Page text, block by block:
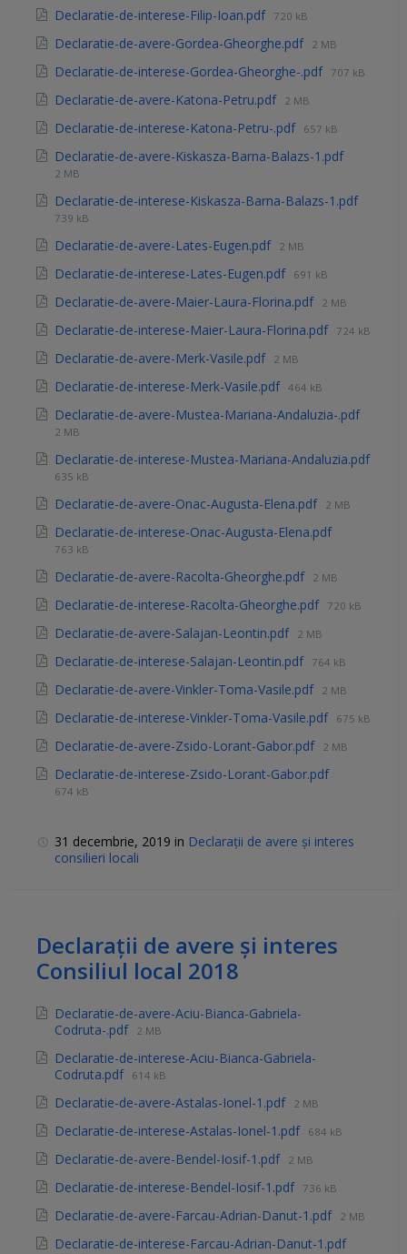
Declaratie-de-interese-Filip-Ioan.pdf 720 kB
Declaratie-de-avere-Gordea-Gheorghe.pdf 2 MB
Declaratie-de-interese-Gordea-Gheorghe-.pdf 707 kB
Declaratie-de-avere-Katona-Petru.pdf 2 MB
Declaratie-de-interese-Katona-Petru-.pdf 657 kB
Declaratie-de-avere-Kiskasza-Barna-Balazs-1.pdf
2 MB
Declaratie-de-interese-Kiskasza-Barna-Balazs-1.pdf
739 kB
Declaratie-de-avere-Lates-Eugen.pdf 2 MB
Declaratie-de-interese-Lates-Eugen.pdf 691 kB
Declaratie-de-avere-Maier-Laura-Florina.pdf 2 MB
Declaratie-de-interese-Maier-Laura-Florina.pdf 724 kB
Declaratie-de-avere-Merk-Vasile.pdf 2 MB
Declaratie-de-interese-Merk-Vasile.pdf 464 kB
Declaratie-de-avere-Mustea-Mariana-Andaluzia-.pdf
2 MB
Declaratie-de-interese-Mustea-Mariana-Andaluzia.pdf
635 kB
Declaratie-de-avere-Onac-Augusta-Elena.pdf 2 MB
Declaratie-de-interese-Onac-Augusta-Elena.pdf
763 kB
Declaratie-de-avere-Racolta-Gheorghe.pdf 2 MB
Declaratie-de-interese-Racolta-Gheorghe.pdf 720 kB
Declaratie-de-avere-Salajan-Leontin.pdf 2 MB
Declaratie-de-interese-Salajan-Leontin.pdf 764 kB
Declaratie-de-avere-Vinkler-Toma-Vasile.pdf 2 MB
Declaratie-de-interese-Vinkler-Toma-Vasile.pdf 675 kB
Declaratie-de-avere-Zsido-Lorant-Gabor.pdf 2 MB
Declaratie-de-interese-Zsido-Lorant-Gabor.pdf
674 kB
31 decembrie, 2019 in Declarații de avere și interes
consilieri locali
Declarații de avere și interes
Consiliul local 2018
Declaratie-de-avere-Aciu-Bianca-Gabriela-
Codruta-.pdf 2 MB
Declaratie-de-interese-Aciu-Bianca-Gabriela-
Codruta.pdf 614 kB
Declaratie-de-avere-Astalas-Ionel-1.pdf 2 MB
Declaratie-de-interese-Astalas-Ionel-1.pdf 684 kB
Declaratie-de-avere-Bendel-Iosif-1.pdf 2 MB
Declaratie-de-interese-Bendel-Iosif-1.pdf 736 kB
Declaratie-de-avere-Farcau-Adrian-Danut-1.pdf 2 MB
Declaratie-de-interese-Farcau-Adrian-Danut-1.pdf